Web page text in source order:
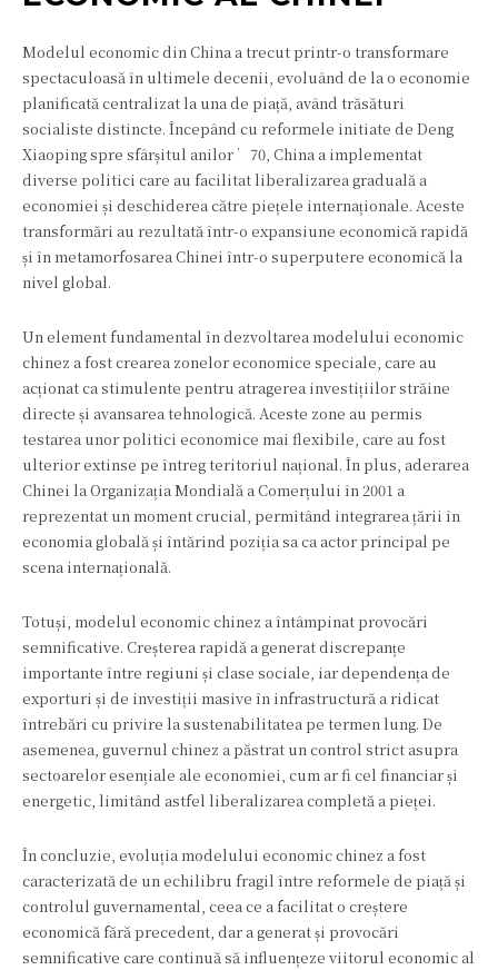
Modelul economic din China a trecut printr-o transformare
spectaculoasă în ultimele decenii, evoluând de la o economie
planificată centralizat la una de piață, având trăsături
socialiste distincte. Începând cu reformele initiate de Deng
Xiaoping spre sfârșitul anilor ’70, China a implementat
diverse politici care au facilitat liberalizarea graduală a
economiei și deschiderea către piețele internaționale. Aceste
transformări au rezultată într-o expansiune economică rapidă
și în metamorfosarea Chinei într-o superputere economică la
nivel global.
Un element fundamental în dezvoltarea modelului economic
chinez a fost crearea zonelor economice speciale, care au
acționat ca stimulente pentru atragerea investițiilor străine
directe și avansarea tehnologică. Aceste zone au permis
testarea unor politici economice mai flexibile, care au fost
ulterior extinse pe întreg teritoriul național. În plus, aderarea
Chinei la Organizația Mondială a Comerțului în 2001 a
reprezentat un moment crucial, permitând integrarea țării în
economia globală și întărind poziția sa ca actor principal pe
scena internațională.
Totuși, modelul economic chinez a întâmpinat provocări
semnificative. Creșterea rapidă a generat discrepanțe
importante între regiuni și clase sociale, iar dependența de
exporturi și de investiții masive în infrastructură a ridicat
întrebări cu privire la sustenabilitatea pe termen lung. De
asemenea, guvernul chinez a păstrat un control strict asupra
sectoarelor esențiale ale economiei, cum ar fi cel financiar și
energetic, limitând astfel liberalizarea completă a pieței.
În concluzie, evoluția modelului economic chinez a fost
caracterizată de un echilibru fragil între reformele de piață și
controlul guvernamental, ceea ce a facilitat o creștere
economică fără precedent, dar a generat și provocări
semnificative care continuă să influențeze viitorul economic al